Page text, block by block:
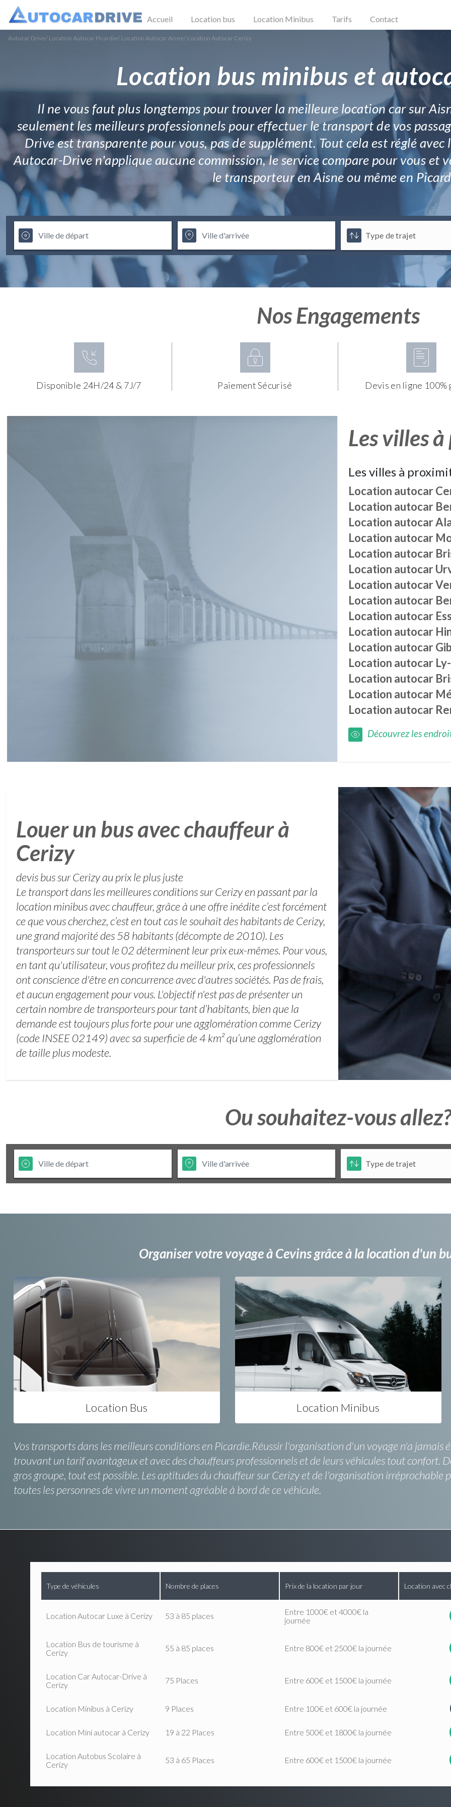
Accueil Location bus Location Minibus Tarifs Contact
Autocar Drive/ Location Autocar Picardie/ Location Autocar Aisne/ Location Autocar Cerizy
Location bus minibus et
Il ne vous faut plus longtemps pour trouver la meilleure location car sur
seulement les meilleurs professionnels pour effectuer le transport de vos
Drive est transparente pour vous, pas de supplément. Tout cela est réglé
Autocar-Drive n'applique aucune commission, le service compare pour vous
le transporteur en Aisne ou même en
Nos Engagements
Disponible 24H/24 & 7J/7 Paiement Sécurisé Devis en ligne
Les villes
Les villes à
Location autocar
Location autocar
Location autocar
Location autocar
Location autocar
Location autocar
Location autocar
Location autocar
Location autocar
Location autocar
Location autocar
Location autocar
Location autocar
Location autocar
Location autocar
Découvrez les
Louer un bus avec chauffeur à
Cerizy
devis bus sur Cerizy au prix le plus juste
Le transport dans les meilleures conditions sur Cerizy en passant par la
location minibus avec chauffeur, grâce à une offre inédite c’est forcément
ce que vous cherchez, c’est en tout cas le souhait des habitants de Cerizy,
une grand majorité des 58 habitants (décompte de 2010). Les
transporteurs sur tout le 02 déterminent leur prix eux-mêmes. Pour vous,
en tant qu'utilisateur, vous profitez du meilleur prix, ces professionnels
ont conscience d'être en concurrence avec d'autres sociétés. Pas de frais,
et aucun engagement pour vous. L'objectif n'est pas de présenter un
certain nombre de transporteurs pour tant d’habitants, bien que la
demande est toujours plus forte pour une agglomération comme Cerizy
(code INSEE 02149) avec sa superficie de 4 km² qu’une agglomération
de taille plus modeste.
Ou souhaitez-vous allez?
Organiser votre voyage à Cevins grâce à la location d'un
Location Bus Location Minibus
Vos transports dans les meilleurs conditions en Picardie.Réussir l'organisation d'un voyage n'a jamais
trouvant un tarif avantageux et avec des chauffeurs professionnels et de leurs véhicules tout confort.
gros groupe, tout est possible. Les aptitudes du chauffeur sur Cerizy et de l'organisation
toutes les personnes de vivre un moment agréable à bord de ce véhicule.
Type de véhicules Nombre de places Prix de la location par jour Location avec
Location Autocar Luxe à Cerizy 53 à 85 places
Entre 1000€ et 4000€ la
journée
Location Bus de tourisme à
Cerizy
55 à 85 places Entre 800€ et 2500€ la journée
Location Car Autocar-Drive à
Cerizy
75 Places Entre 600€ et 1500€ la journée
Location Minibus à Cerizy 9 Places Entre 100€ et 600€ la journée
Location Mini autocar à Cerizy 19 à 22 Places Entre 500€ et 1800€ la journée
Location Autobus Scolaire à
Cerizy
53 à 65 Places Entre 600€ et 1500€ la journée